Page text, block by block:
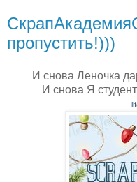
пропустить!)))
И снова Леночка
И снова Я